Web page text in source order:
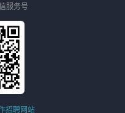
服务号
招聘网站